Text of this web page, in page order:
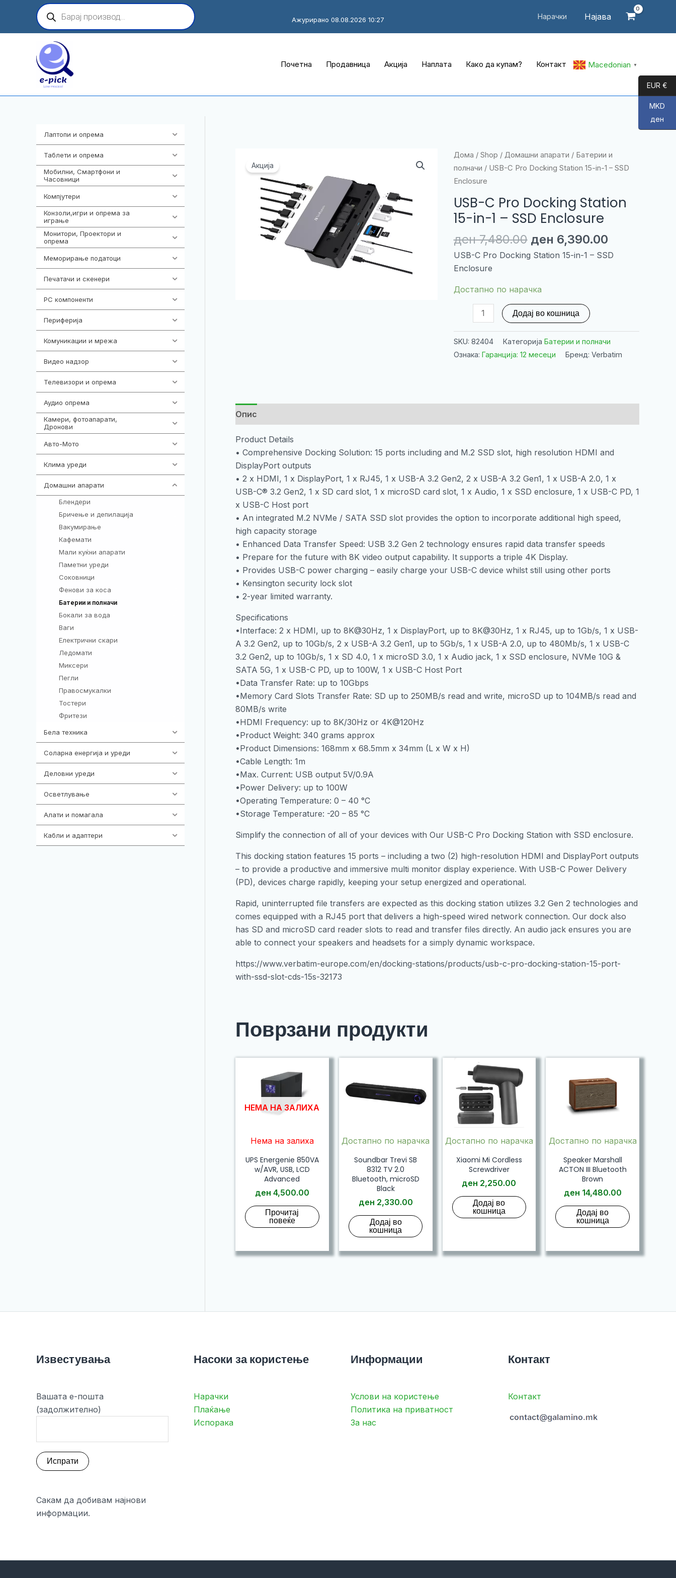
content
Products
search
Нарачки Најава
Ажурирано 08.08.2026 10:27
Почетна Продавница Акција Наплата Како да купам? Контакт Macedonian ▼
Лаптопи и опрема
Таблети и опрема
Мобилни, Смартфони и
Часовници
Компјутери
Конзоли,игри и опрема за
играње
Монитори, Проектори и
опрема
Меморирање податоци
Печатачи и скенери
PC компоненти
Периферија
Комуникации и мрежа
Видео надзор
Телевизори и опрема
Аудио опрема
Камери, фотоапарати,
Дронови
Авто-Мото
Клима уреди
Домашни апарати
Блендери
Бричење и депилација
Вакумирање
Кафемати
Мали куќни апарати
Паметни уреди
Соковници
Фенови за коса
Батерии и полначи
Бокали за вода
Ваги
Електрични скари
Ледомати
Миксери
Пегли
Правосмукалки
Тостери
Фритези
Бела техника
Соларна енергија и уреди
Деловни уреди
Осветлување
Алати и помагала
Кабли и адаптери
Акција
Дома / Shop / Домашни апарати / Батерии и
полначи / USB-C Pro Docking Station 15-in-1 – SSD
Enclosure
USB-C Pro Docking Station
15-in-1 – SSD Enclosure
ден7,480.00 Original
price
ден 6,390.00Current
price
USB-C Pro Docking Station 15-in-1 – SSD
Enclosure
Достапно по нарачка
1
SSD
количина
Додај во кошница
SKU: 82404 Категорија Батерии и полначи
Ознака: Гаранција: 12 месеци Бренд: Verbatim
Опис
Product Details
• Comprehensive Docking Solution: 15 ports including and M.2 SSD slot, high resolution HDMI and
DisplayPort outputs
• 2 x HDMI, 1 x DisplayPort, 1 x RJ45, 1 x USB-A 3.2 Gen2, 2 x USB-A 3.2 Gen1, 1 x USB-A 2.0, 1 x
USB-C® 3.2 Gen2, 1 x SD card slot, 1 x microSD card slot, 1 x Audio, 1 x SSD enclosure, 1 x USB-C PD, 1
x USB-C Host port
• An integrated M.2 NVMe / SATA SSD slot provides the option to incorporate additional high speed,
high capacity storage
• Enhanced Data Transfer Speed: USB 3.2 Gen 2 technology ensures rapid data transfer speeds
• Prepare for the future with 8K video output capability. It supports a triple 4K Display.
• Provides USB-C power charging – easily charge your USB-C device whilst still using other ports
• Kensington security lock slot
• 2-year limited warranty.
Specifications
•Interface: 2 x HDMI, up to 8K@30Hz, 1 x DisplayPort, up to 8K@30Hz, 1 x RJ45, up to 1Gb/s, 1 x USB-
A 3.2 Gen2, up to 10Gb/s, 2 x USB-A 3.2 Gen1, up to 5Gb/s, 1 x USB-A 2.0, up to 480Mb/s, 1 x USB-C
3.2 Gen2, up to 10Gb/s, 1 x SD 4.0, 1 x microSD 3.0, 1 x Audio jack, 1 x SSD enclosure, NVMe 10G &
SATA 5G, 1 x USB-C PD, up to 100W, 1 x USB-C Host Port
•Data Transfer Rate: up to 10Gbps
•Memory Card Slots Transfer Rate: SD up to 250MB/s read and write, microSD up to 104MB/s read and
80MB/s write
•HDMI Frequency: up to 8K/30Hz or 4K@120Hz
•Product Weight: 340 grams approx
•Product Dimensions: 168mm x 68.5mm x 34mm (L x W x H)
•Cable Length: 1m
•Max. Current: USB output 5V/0.9A
•Power Delivery: up to 100W
•Operating Temperature: 0 – 40 °C
•Storage Temperature: -20 – 85 °C
Simplify the connection of all of your devices with Our USB-C Pro Docking Station with SSD enclosure.
This docking station features 15 ports – including a two (2) high-resolution HDMI and DisplayPort outputs
– to provide a productive and immersive multi monitor display experience. With USB-C Power Delivery
(PD), devices charge rapidly, keeping your setup energized and operational.
Rapid, uninterrupted file transfers are expected as this docking station utilizes 3.2 Gen 2 technologies and
comes equipped with a RJ45 port that delivers a high-speed wired network connection. Our dock also
has SD and microSD card reader slots to read and transfer files directly. An audio jack ensures you are
able to connect your speakers and headsets for a simply dynamic workspace.
https://www.verbatim-europe.com/en/docking-stations/products/usb-c-pro-docking-station-15-port-
with-ssd-slot-cds-15s-32173
Поврзани продукти
НЕМА НА ЗАЛИХА
Нема на залиха
UPS Energenie 850VA
w/AVR, USB, LCD
Advanced
ден 4,500.00
Прочитај
повеќе
Достапно по нарачка
Soundbar Trevi SB
8312 TV 2.0
Bluetooth, microSD
Black
ден 2,330.00
Додај во
кошница
Достапно по нарачка
Xiaomi Mi Cordless
Screwdriver
ден 2,250.00
Додај во
кошница
Достапно по нарачка
Speaker Marshall
ACTON III Bluetooth
Brown
ден 14,480.00
Додај во
кошница
Известувања
Вашата е-пошта
(задолжително)
Сакам да добивам најнови
информации.
Насоки за користење
Нарачки
Плаќање
Испорака
Информации
Услови на користење
Политика на приватност
За нас
Контакт
Контакт
EUR €
MKD
ден